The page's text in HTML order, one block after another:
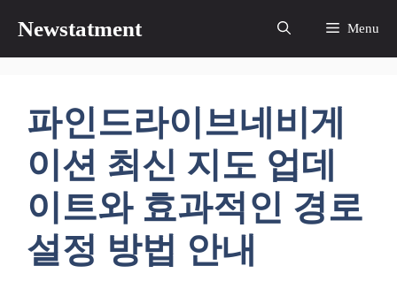
츠
Newstatment Menu
파인드라이브네비게
이션 최신 지도 업데
이트와 효과적인 경로
설정 방법 안내